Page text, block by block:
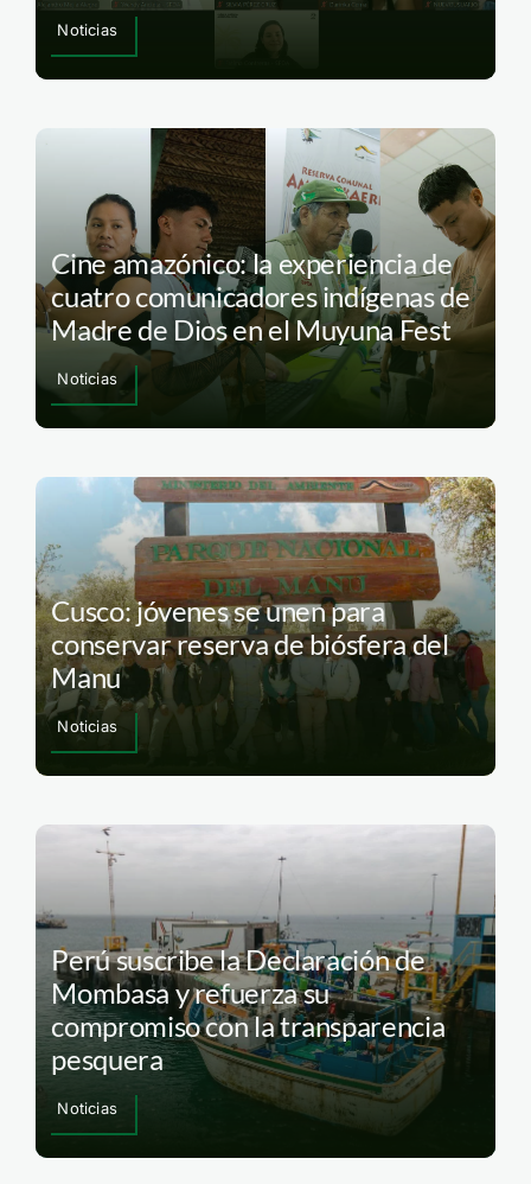
Noticias
Cine amazónico: la experiencia de
cuatro comunicadores indígenas de
Madre de Dios en el Muyuna Fest
Noticias
Cusco: jóvenes se unen para
conservar reserva de biósfera del
Manu
Noticias
Perú suscribe la Declaración de
Mombasa y refuerza su
compromiso con la transparencia
pesquera
Noticias